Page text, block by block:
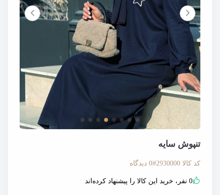
تنپوش سایه
کد کالا 2930000# 0 دیدگاه
0 نفر، خرید این کالا را پیشنهاد کرده‌اند